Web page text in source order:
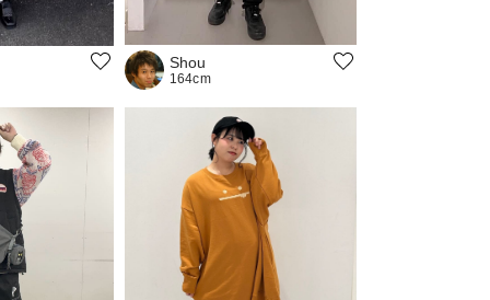
Shou
164cm